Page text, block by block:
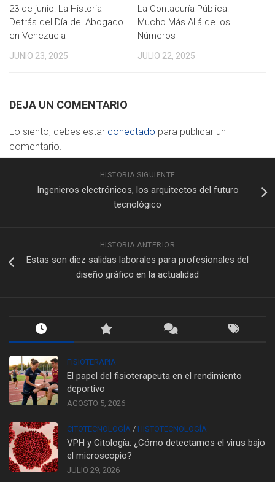
23 de junio: La Historia
Detrás del Día del Abogado
en Venezuela
JUNIO 23, 2025
La Contaduría Pública:
Mucho Más Allá de los
Números
JULIO 22, 2025
DEJA UN COMENTARIO
Lo siento, debes estar conectado para publicar un
comentario.
HISTORIA SIGUIENTE
Ingenieros electrónicos, los arquitectos del futuro
tecnológico
HISTORIA ANTERIOR
Estas son diez salidas laborales para profesionales del
diseño gráfico en la actualidad
FISIOTERAPIA
El papel del fisioterapeuta en el rendimiento
deportivo
AGOSTO 5, 2026
CITOTECNOLOGÍA / HISTOTECNOLOGÍA
VPH y Citología: ¿Cómo detectamos el virus bajo
el microscopio?
JULIO 29, 2026